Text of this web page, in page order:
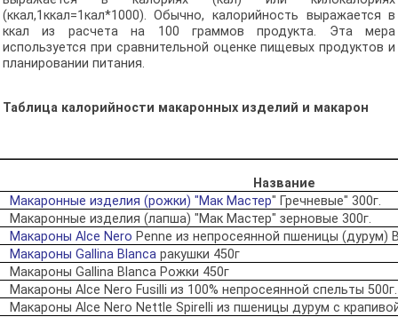
(ккал,1ккал=1кал*1000). Обычно, калорийность выражается в
ккал из расчета на 100 граммов продукта. Эта мера
используется при сравнительной оценке пищевых продуктов и
планировании питания.
Таблица калорийности макаронных изделий и макарон
Название
Макаронные изделия (рожки) "Мак Мастер" Гречневые" 300г.
Макаронные изделия (лапша) "Мак Мастер" зерновые 300г.
Макароны Alce Nero Penne из непросеянной пшеницы (дурум)
Макароны Gallina Blancaракушки 450г
Макароны Gallina Blanca Рожки 450г
Макароны Alсe Nero Fusilli из 100% непросеянной спельты 500г.
Макароны Alce Nero Nettle Spirelli из пшеницы дурум с